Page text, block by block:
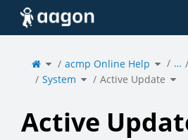
Home
Toggle
the
parent
tree
of
Active
Update.
acmp Online Help Toggle
the
tree
under
acmp
Online
Help.
…
System Toggle
the
hierarchy
tree
Active Update the
tree
Active